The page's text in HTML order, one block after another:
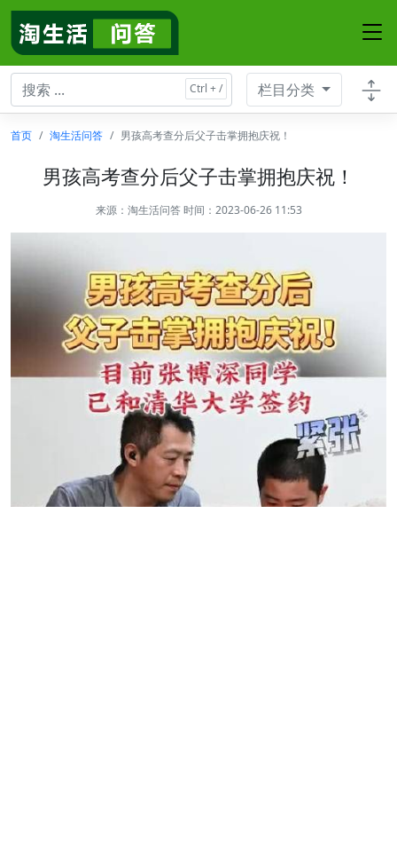
栏目分类
首页 淘生活问答 男孩高考查分后父子击掌拥抱庆祝！
男孩高考查分后父子击掌拥抱庆祝！
来源： 淘生活问答 时间：2023-06-26 11:53